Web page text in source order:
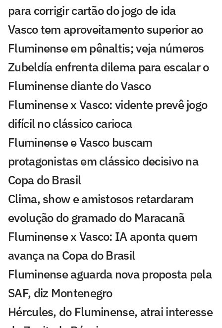
para corrigir cartão do jogo de ida
Vasco tem aproveitamento superior ao
Fluminense em pênaltis; veja números
Zubeldía enfrenta dilema para escalar o
Fluminense diante do Vasco
Fluminense x Vasco: vidente prevê jogo
difícil no clássico carioca
Fluminense e Vasco buscam
protagonistas em clássico decisivo na
Copa do Brasil
Clima, show e amistosos retardaram
evolução do gramado do Maracanã
Fluminense x Vasco: IA aponta quem
avança na Copa do Brasil
Fluminense aguarda nova proposta pela
SAF, diz Montenegro
Hércules, do Fluminense, atrai interesse